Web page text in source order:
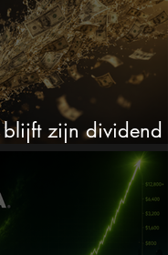
zijn dividend
er ook gebeurt